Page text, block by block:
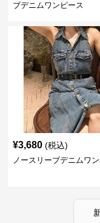
ブデニムワンピース
¥3,680 (税込)
ノースリーブデニムワ